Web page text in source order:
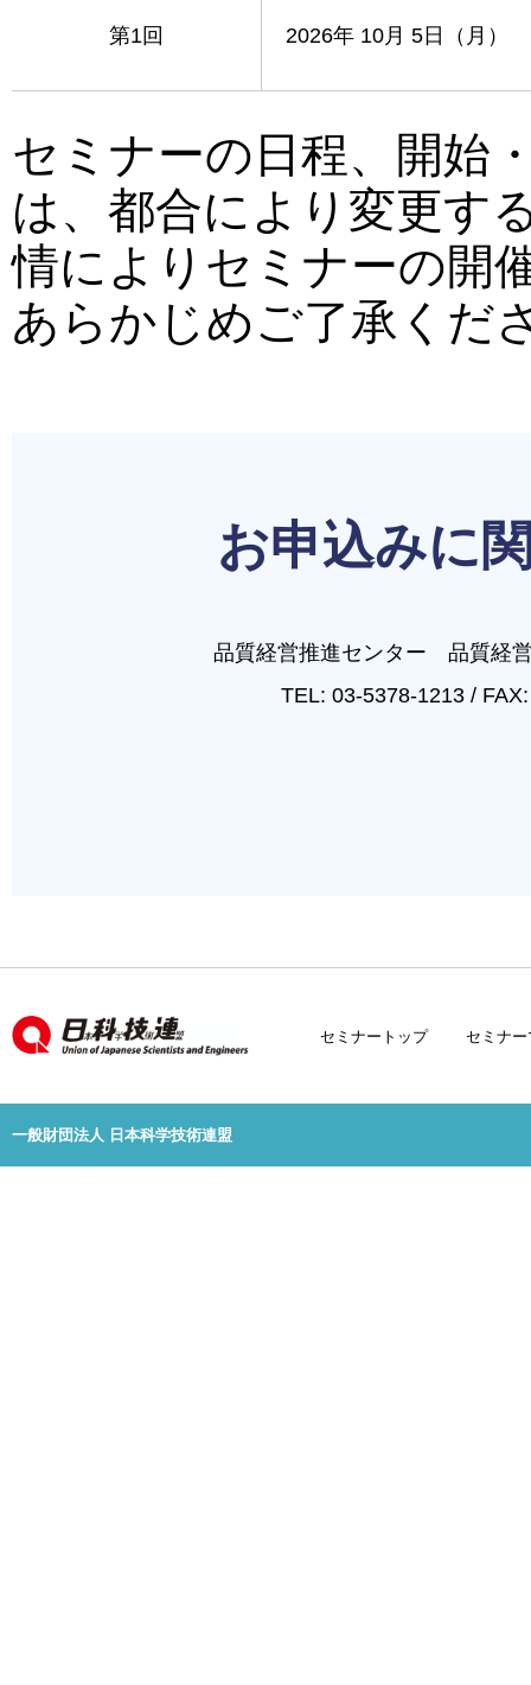
第1回 2026年 10月 5日（月）
セミナーの日程、開始
は、都合により変更す
情によりセミナーの開
あらかじめご了承くだ
お申込みに
セミナートップ セミナ
一般財団法人 日本科学技術連盟